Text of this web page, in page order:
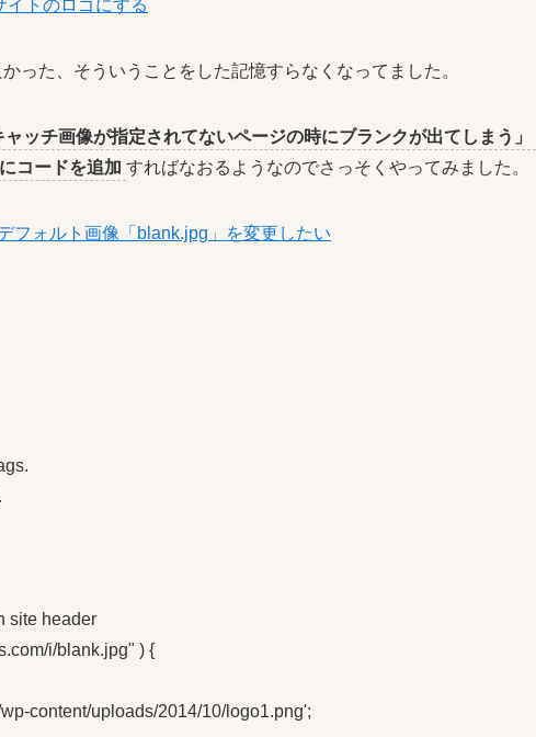
イトのロゴにする
った、そういうことをした記憶すらなくなってました。
ャッチ画像が指定されてないページの時にブランクが出てしまう」
コードを追加 すればなおるようなのでさっそくやってみました。
フォルト画像「blank.jpg」を変更したい
site header
i/blank.jpg" ) {
wp-content/uploads/2014/10/logo1.png';